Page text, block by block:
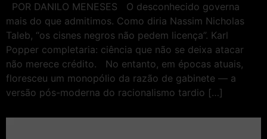
POR DANILO MENESES O desconhecido governa
mais do que admitimos. Como diria Nassim Nicholas
Taleb, “os cisnes negros não pedem licença”. Karl
Popper completaria: ciência que não se deixa atacar
não merece crédito. No entanto, em épocas atuais,
floresceu um monopólio da razão de gabinete — a
versão pós-moderna do racionalismo tardio […]